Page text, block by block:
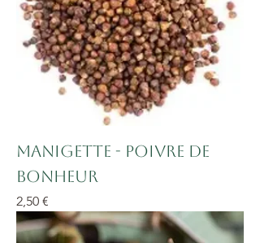
Manigette - Poivre de
bonheur
Prix
2,50 €